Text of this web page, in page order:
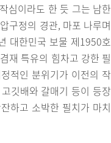
심이라도 한 듯 그는 남한
구정의 경관, 마포 나루며
대한민국 보물 제1950호
재 특유의 힘차고 강한 필
적인 분위기가 이전의 작
깃배와 갈매기 등이 등장
하고 소박한 필치가 마치